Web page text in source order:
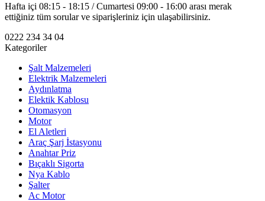
Hafta içi 08:15 - 18:15 / Cumartesi 09:00 - 16:00 arası merak
ettiğiniz tüm sorular ve siparişleriniz için ulaşabilirsiniz.
0222 234 34 04
Kategoriler
Şalt Malzemeleri
Elektrik Malzemeleri
Aydınlatma
Elektik Kablosu
Otomasyon
Motor
El Aletleri
Araç Şarj İstasyonu
Anahtar Priz
Bıçaklı Sigorta
Nya Kablo
Şalter
Ac Motor